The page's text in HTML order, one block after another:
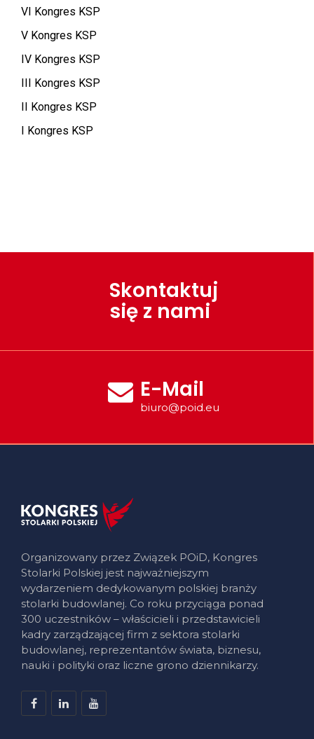
VI Kongres KSP
V Kongres KSP
IV Kongres KSP
III Kongres KSP
II Kongres KSP
I Kongres KSP
Skontaktuj
się z nami
E-Mail
biuro@poid.eu
Organizowany przez Związek POiD, Kongres
Stolarki Polskiej jest najważniejszym
wydarzeniem dedykowanym polskiej branży
stolarki budowlanej. Co roku przyciąga ponad
300 uczestników – właścicieli i przedstawicieli
kadry zarządzającej firm z sektora stolarki
budowlanej, reprezentantów świata, biznesu,
nauki i polityki oraz liczne grono dziennikarzy.